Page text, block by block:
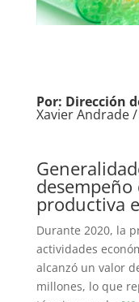
Por: Dirección
Xavier Andrade
productiva
Durante 2020, la
actividades
alcanzó un valor
millones, lo que